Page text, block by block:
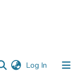
Log In (current)